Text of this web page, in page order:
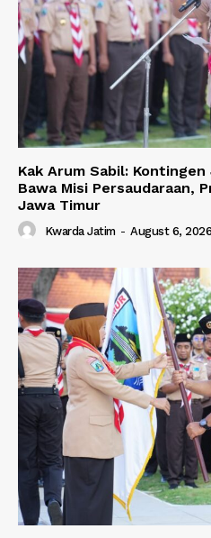
Kak Arum Sabil:
Bawa Misi Persaudaraan,
Jawa Timur
Kwarda Jatim - August 6, 2026